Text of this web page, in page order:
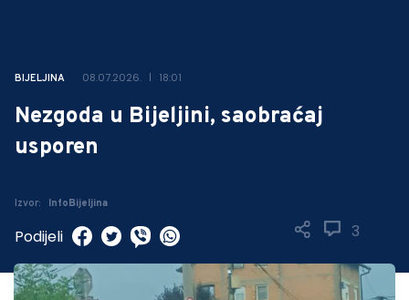
BIJELJINA 08.07.2026. 18:01
Nezgoda u Bijeljini, saobraćaj
usporen
Izvor: InfoBijeljina
3
Podijeli